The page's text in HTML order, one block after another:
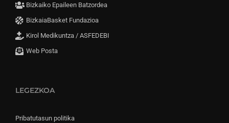
Bizkaiko Epaileen Batzordea
BizkaiaBasket Fundazioa
Kirol Medikuntza / ASFEDEBI
Web Posta
LEGEZKOA
Pribatutasun politika